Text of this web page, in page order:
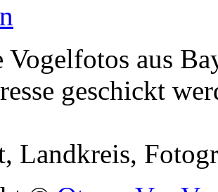
aus
geschickt
Landkreis,